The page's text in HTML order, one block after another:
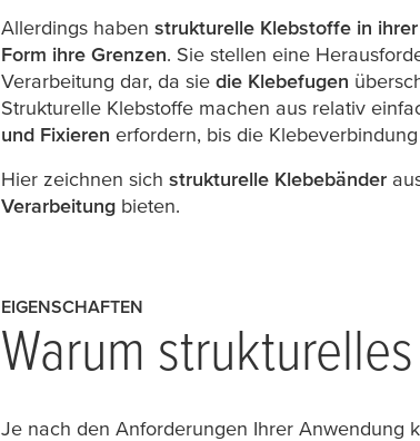
Allerdings haben strukturelle Klebstoffe in
Form ihre Grenzen. Sie stellen eine
Verarbeitung dar, da sie die Klebefugen
Strukturelle Klebstoffe machen aus relativ
und Fixieren erfordern, bis die
Hier zeichnen sich strukturelle Klebebänder
Verarbeitung bieten.
EIGENSCHAFTEN
Warum
Je nach den Anforderungen Ihrer Anwendung